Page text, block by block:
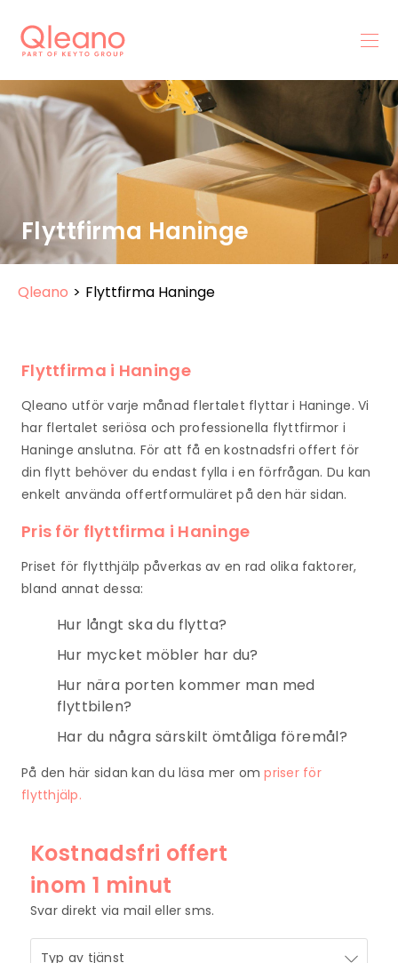
Flyttfirma Haninge
Qleano > Flyttfirma Haninge
Flyttfirma i Haninge
Qleano utför varje månad flertalet flyttar i Haninge. Vi
har flertalet seriösa och professionella flyttfirmor i
Haninge anslutna. För att få en kostnadsfri offert för
din flytt behöver du endast fylla i en förfrågan. Du kan
enkelt använda offertformuläret på den här sidan.
Pris för flyttfirma i Haninge
Priset för flytthjälp påverkas av en rad olika faktorer,
bland annat dessa:
Hur långt ska du flytta?
Hur mycket möbler har du?
Hur nära porten kommer man med
flyttbilen?
Har du några särskilt ömtåliga föremål?
På den här sidan kan du läsa mer ompriser för
flytthjälp.
Kostnadsfri offert
inom 1 minut
Svar direkt via mail eller sms.